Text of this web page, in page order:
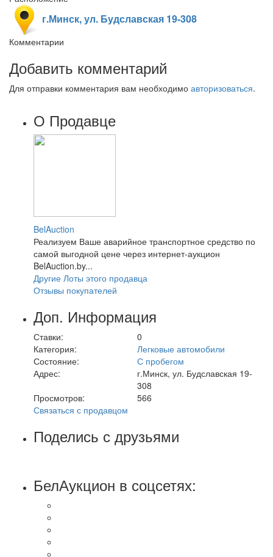
г.Минск, ул. Будславская 19-308
Комментарии
Добавить комментарий
Для отправки комментария вам необходимо авторизоваться.
О Продавце
BelAuction
Реализуем Ваше аварийное транспортное средство по
самой выгодной цене через интернет-аукцион
BelAuction.by...
Другие Лоты этого продавца
Отзывы покупателей
Доп. Информация
Ставки:
0
Категория:
Легковые автомобили
Состояние:
С пробегом
Адрес:
г.Минск, ул. Будславская 19-
308
Просмотров:
566
Связаться с продавцом
Поделись с друзьями
БелАукцион в соцсетях: